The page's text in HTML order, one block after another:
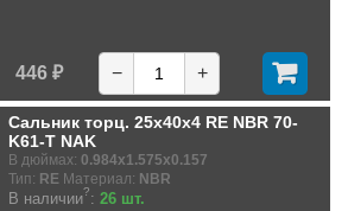
446 ₽ − +
Сальник торц. 25x40x4 RE NBR 70-
K61-T NAK
В дюймах: 0.984x1.575x0.157
Тип: RE Материал: NBR
В наличии?: 26 шт.